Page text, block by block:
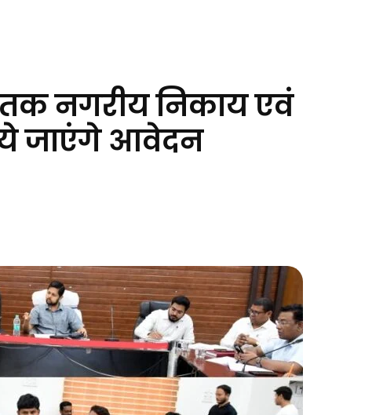
तक नगरीय निकाय एवं
जाएंगे आवेदन